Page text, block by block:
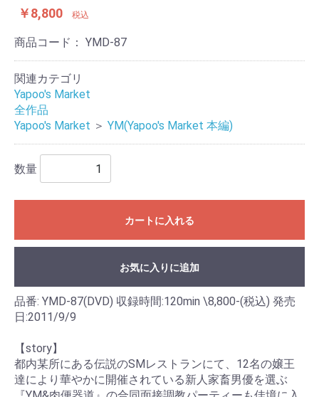
￥8,800 税込
商品コード： YMD-87
関連カテゴリ
Yapoo's Market
全作品
Yapoo's Market ＞ YM(Yapoo's Market 本編)
数量
カートに入れる
お気に入りに追加
品番: YMD-87(DVD) 収録時間:120min \8,800-(税込) 発売
日:2011/9/9
【story】
都内某所にある伝説のSMレストランにて、12名の嬢王
達により華やかに開催されている新人家畜男優を選ぶ